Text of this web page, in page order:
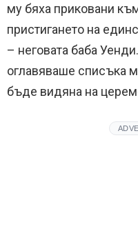
му бяха приковани
пристигането на
– неговата баба
оглавяваше списъка
бъде видяна на